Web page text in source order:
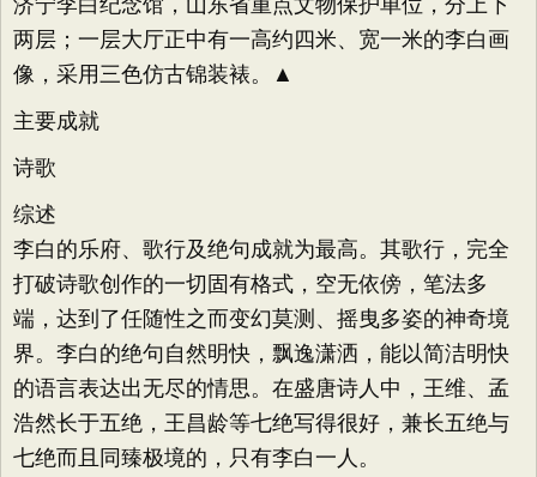
济宁李白纪念馆，山东省重点文物保护单位，分上下
两层；一层大厅正中有一高约四米、宽一米的李白画
像，采用三色仿古锦装裱。▲
主要成就
诗歌
综述
李白的乐府、歌行及绝句成就为最高。其歌行，完全
打破诗歌创作的一切固有格式，空无依傍，笔法多
端，达到了任随性之而变幻莫测、摇曳多姿的神奇境
界。李白的绝句自然明快，飘逸潇洒，能以简洁明快
的语言表达出无尽的情思。在盛唐诗人中，王维、孟
浩然长于五绝，王昌龄等七绝写得很好，兼长五绝与
七绝而且同臻极境的，只有李白一人。